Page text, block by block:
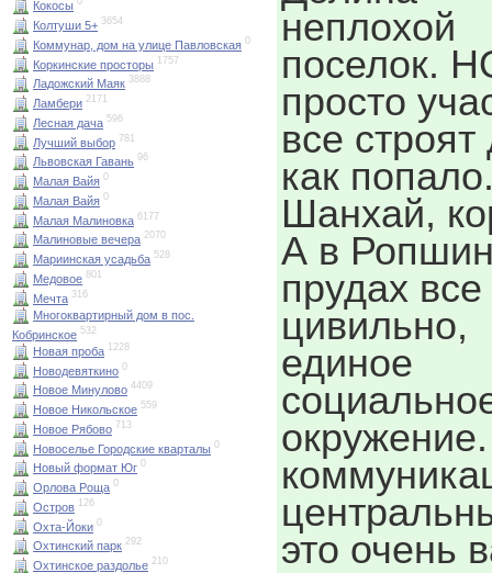
Кокосы
Колтуши 5+ 3654
Коммунар, дом на улице Павловская 0
Коркинские просторы 1757
Ладожский Маяк 3888
Ламбери 2171
Лесная дача 596
Лучший выбор 781
Львовская Гавань 96
Малая Вайя 0
Малая Вайя 0
Малая Малиновка 6177
Малиновые вечера 2070
Мариинская усадьба 528
Медовое 801
Мечта 316
Многоквартирный дом в пос.
Кобринское 532
Новая проба 1228
Новодевяткино 0
Новое Минулово 4409
Новое Никольское 559
Новое Рябово 713
Новоселье Городские кварталы 0
Новый формат Юг 0
Орлова Роща 0
Остров 126
Охта-Йоки 0
Охтинский парк 292
Охтинское раздолье 210
неплохой
поселок.
просто
все
как
Шанхай,
А в
прудах все
цивильно,
единое
это очень